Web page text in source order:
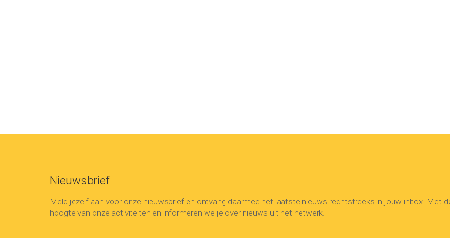
Nieuwsbrief
Meld jezelf aan voor onze nieuwsbrief en ontvang daarmee het laatste nieuws rechtstreeks in jouw inbox. Met
hoogte van onze activiteiten en informeren we je over nieuws uit het netwerk.